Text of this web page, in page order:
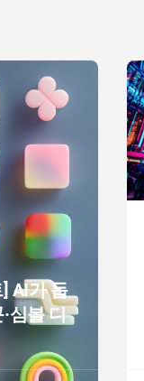
AI가 돕
심볼 디